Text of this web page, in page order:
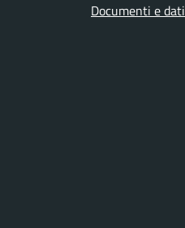
Documenti e dati